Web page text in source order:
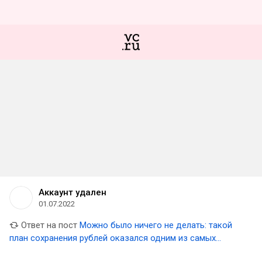
Аккаунт удален
01.07.2022
Ответ на пост Можно было ничего не делать: такой
план сохранения рублей оказался одним из самых